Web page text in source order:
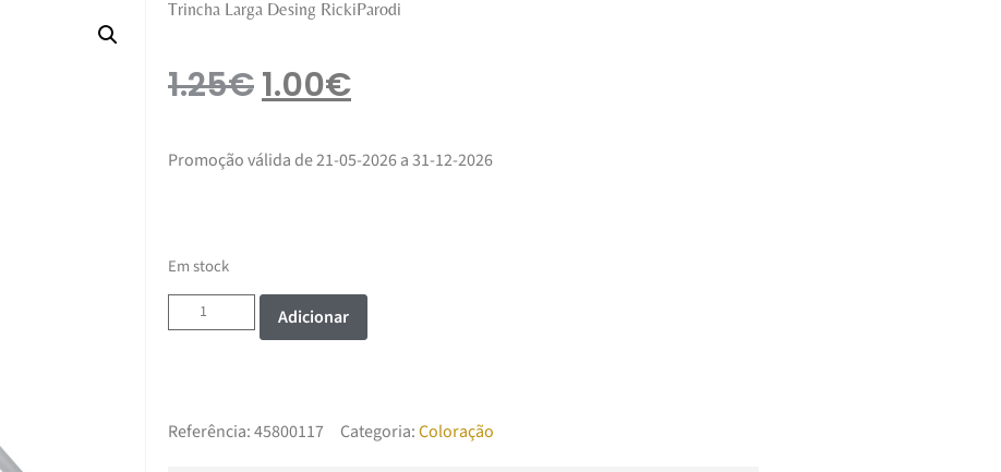
Trincha Larga Desing RickiParodi
1.25€1.00€
Promoção válida de 21-05-2026 a 31-12-2026
Em stock
Adicionar
Referência:45800117 Categoria:Coloração